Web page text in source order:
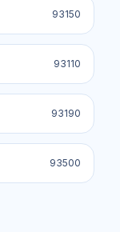
93150
93110
93190
93500